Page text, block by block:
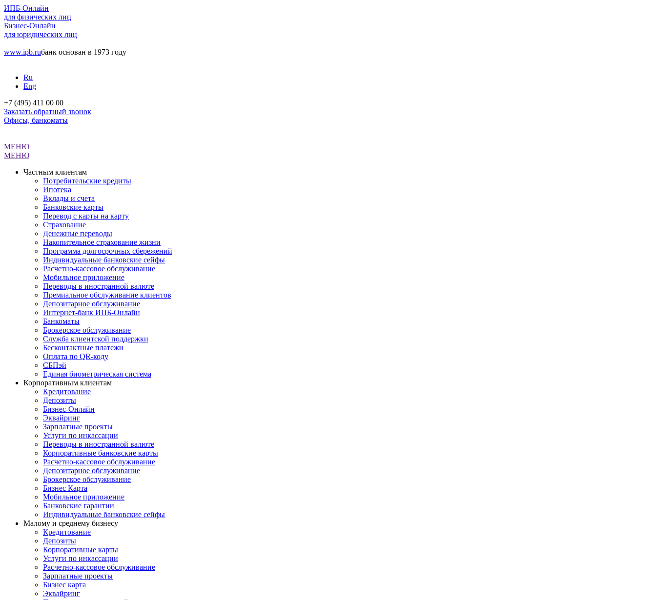
ИПБ-Онлайн
для физических лиц
Бизнес-Онлайн
для юридических лиц
www.ipb.ruбанк основан в 1973 году
Ru
Eng
+7 (495) 411 00 00
Заказать обратный звонок
Офисы, банкоматы
МЕНЮ
МЕНЮ
Частным клиентам
Потребительские кредиты
Ипотека
Вклады и счета
Банковские карты
Перевод с карты на карту
Страхование
Денежные переводы
Накопительное страхование жизни
Программа долгосрочных сбережений
Индивидуальные банковские сейфы
Расчетно-кассовое обслуживание
Мобильное приложение
Переводы в иностранной валюте
Премиальное обслуживание клиентов
Депозитарное обслуживание
Интернет-банк ИПБ-Онлайн
Банкоматы
Брокерское обслуживание
Служба клиентской поддержки
Бесконтактные платежи
Оплата по QR-коду
СБПэй
Единая биометрическая система
Корпоративным клиентам
Кредитование
Депозиты
Бизнес-Онлайн
Эквайринг
Зарплатные проекты
Услуги по инкассации
Переводы в иностранной валюте
Корпоративные банковские карты
Расчетно-кассовое обслуживание
Депозитарное обслуживание
Брокерское обслуживание
Бизнес Карта
Мобильное приложение
Банковские гарантии
Индивидуальные банковские сейфы
Малому и среднему бизнесу
Кредитование
Депозиты
Корпоративные карты
Услуги по инкассации
Расчетно-кассовое обслуживание
Зарплатные проекты
Бизнес карта
Эквайринг